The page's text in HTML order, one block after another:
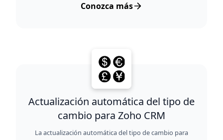
Conozca más
Actualización automática del tipo de
cambio para Zoho CRM
La actualización automática del tipo de cambio para